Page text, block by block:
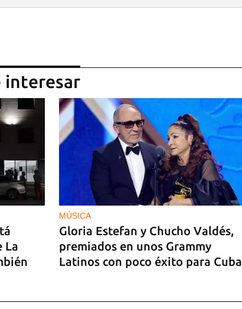
interesar
La
MÚSICA
Gloria Estefan y Chucho Valdés,
premiados en unos Grammy
Latinos con poco éxito para Cuba